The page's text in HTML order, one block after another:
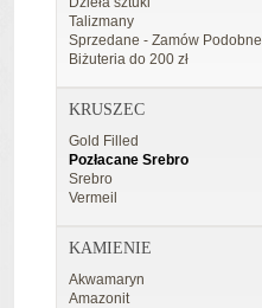
Talizmany
Sprzedane - Zamów Podobne
Biżuteria do 200 zł
KRUSZEC
Gold Filled
Pozłacane Srebro
Srebro
Vermeil
KAMIENIE
Akwamaryn
Amazonit